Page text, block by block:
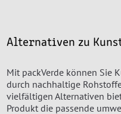
Alternativen zu
Mit packVerde können Sie
durch nachhaltige
vielfältigen Alternativen
Produkt die passende